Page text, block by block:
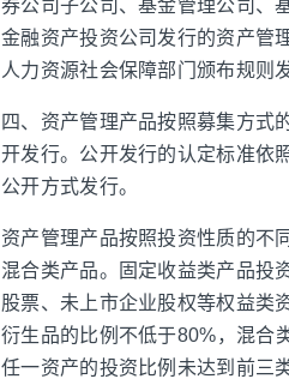
券公司子公司、基金管理公司、
金融资产投资公司发行的资产管
人力资源社会保障部门颁布规则
四、资产管理产品按照募集方式
开发行。公开发行的认定标准依
公开方式发行。
资产管理产品按照投资性质的不
混合类产品。固定收益类产品投
股票、未上市企业股权等权益类
衍生品的比例不低于80%，混合
任一资产的投资比例未达到前三